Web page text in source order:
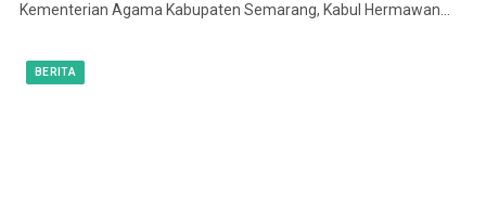
Kementerian Agama Kabupaten Semarang, Kabul Hermawan…
BERITA